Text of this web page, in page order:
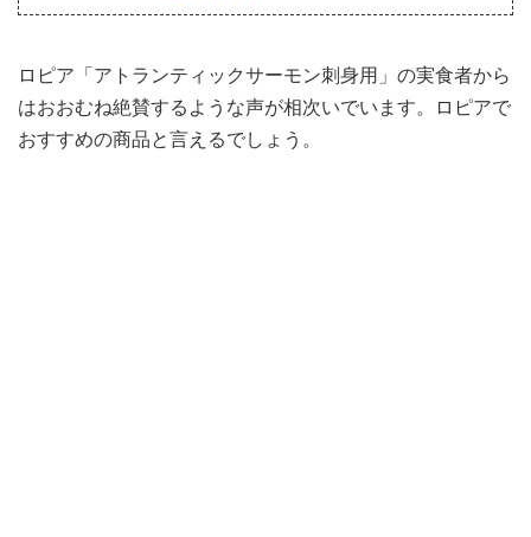
ロピア「アトランティックサーモン刺身用」の実食者から
はおおむね絶賛するような声が相次いでいます。ロピアで
おすすめの商品と言えるでしょう。